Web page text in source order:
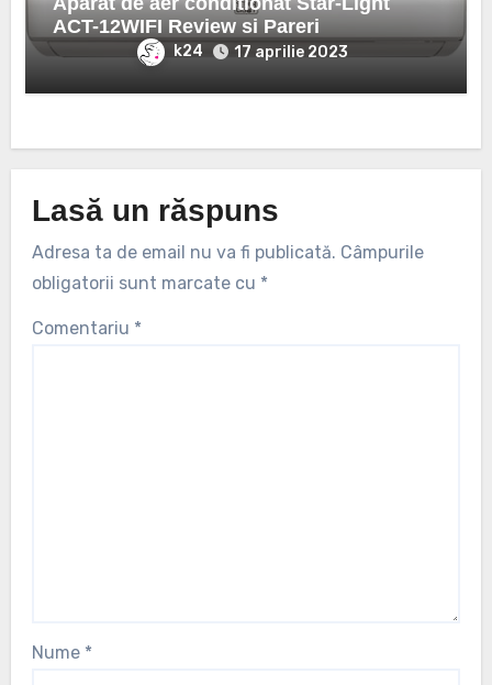
ACT-12WIFI Review si Pareri
k24 17 aprilie 2023
Lasă un răspuns
Adresa ta de email nu va fi publicată. Câmpurile
obligatorii sunt marcate cu *
Comentariu *
Nume *